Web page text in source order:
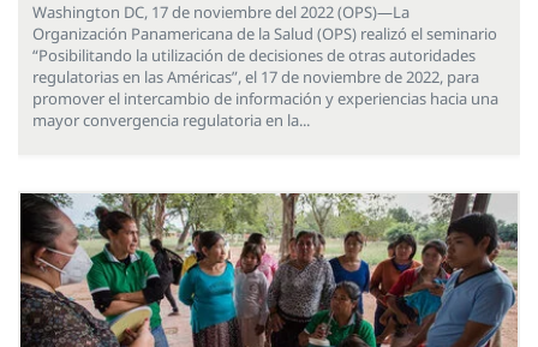
Washington DC, 17 de noviembre del 2022 (OPS)—La
Organización Panamericana de la Salud (OPS) realizó el seminario
“Posibilitando la utilización de decisiones de otras autoridades
regulatorias en las Américas”, el 17 de noviembre de 2022, para
promover el intercambio de información y experiencias hacia una
mayor convergencia regulatoria en la...